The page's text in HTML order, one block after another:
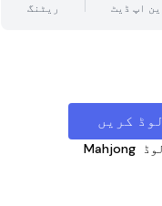
ریٹنگ اپ ڈیٹ
کریں
Mahjong